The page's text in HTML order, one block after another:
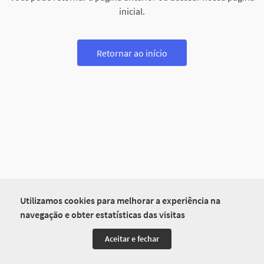
Utilizamos cookies para melhorar a experiência na
navegação e obter estatísticas das visitas
Aceitar e fechar
inicial.
Retornar ao início